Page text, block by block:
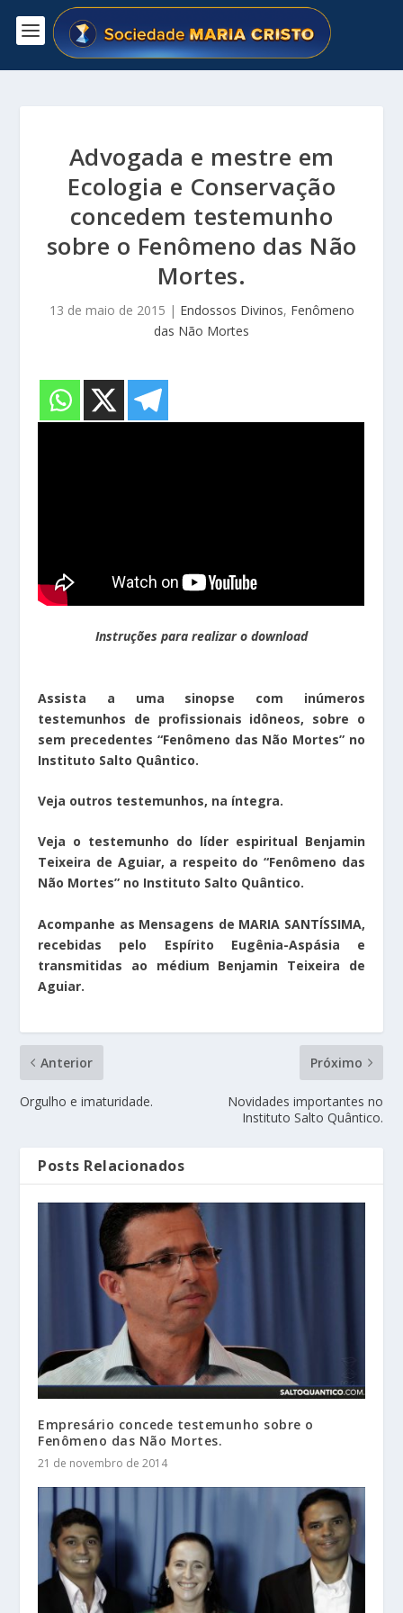
Advogada e mestre em
Ecologia e Conservação
concedem testemunho
sobre o Fenômeno das Não
Mortes.
13 de maio de 2015 | Endossos Divinos, Fenômeno
das Não Mortes
Instruções para realizar o download
Assista a uma sinopse com inúmeros
testemunhos de profissionais idôneos, sobre o
sem precedentes “Fenômeno das Não Mortes” no
Instituto Salto Quântico.
Veja outros testemunhos, na íntegra.
Veja o testemunho do líder espiritual Benjamin
Teixeira de Aguiar, a respeito do “Fenômeno das
Não Mortes” no Instituto Salto Quântico.
Acompanhe as Mensagens de MARIA SANTÍSSIMA,
recebidas pelo Espírito Eugênia-Aspásia e
transmitidas ao médium Benjamin Teixeira de
Aguiar.
Anterior
Orgulho e imaturidade.
Próximo
Novidades importantes no
Instituto Salto Quântico.
Posts Relacionados
Empresário concede testemunho sobre o
Fenômeno das Não Mortes.
21 de novembro de 2014